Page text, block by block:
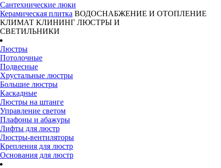
Сантехнические люки
Керамическая плитка ВОДОСНАБЖЕНИЕ И ОТОПЛЕНИЕ
КЛИМАТ КЛИНИНГ ЛЮСТРЫ И
СВЕТИЛЬНИКИ
Люстры
Потолочные
Подвесные
Хрустальные люстры
Большие люстры
Каскадные
Люстры на штанге
Управление светом
Плафоны и абажуры
Лифты для люстр
Люстры-вентиляторы
Крепления для люстр
Основания для люстр